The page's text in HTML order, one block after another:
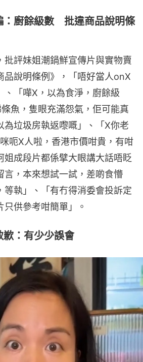
：廚餘級數 批違商品說明條
批評妹姐潮鍋鮮宣傳片與實物賣
品說明條例》，「唔好當人onX
、「嘩X，以為食淨，廚餘級
魚，隻眼充滿怨氣，佢可能真
為垃圾房執返嚟嘅」、「X你老
呃X人啦，香港市價咁貴，有咁
姐成段片都係擘大眼講大話唔眨
言，本來想試一試，差啲食懵
等執」、「有冇得消委會投訴定
供參考咁簡單」。
：有少少誤會